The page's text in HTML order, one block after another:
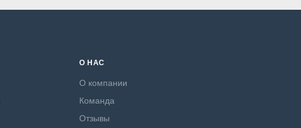
О НАС
О компании
Команда
Отзывы